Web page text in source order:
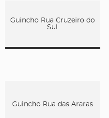
Guincho Rua Cruzeiro do
Sul
Guincho Rua das Araras